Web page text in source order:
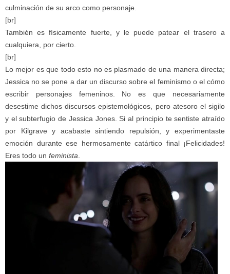
culminación de su arco como personaje.
[br]
También es físicamente fuerte, y le puede patear el trasero a
cualquiera, por cierto.
[br]
Lo mejor es que todo esto no es plasmado de una manera directa;
Jessica no se pone a dar un discurso sobre el feminismo o el cómo
escribir personajes femeninos. No es que necesariamente
desestime dichos discursos epistemológicos, pero atesoro el sigilo
y el subterfugio de Jessica Jones. Si al principio te sentiste atraído
por Kilgrave y acabaste sintiendo repulsión, y experimentaste
emoción durante ese hermosamente catártico final ¡Felicidades!
Eres todo un feminista